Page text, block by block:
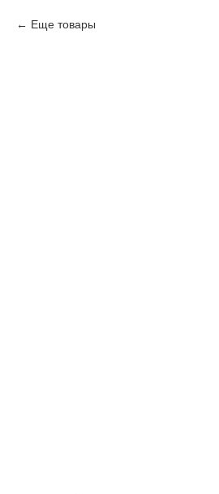
Еще товары